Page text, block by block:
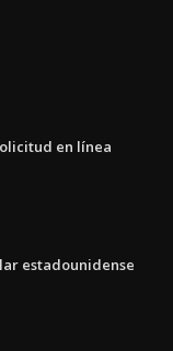
en línea
estadounidense